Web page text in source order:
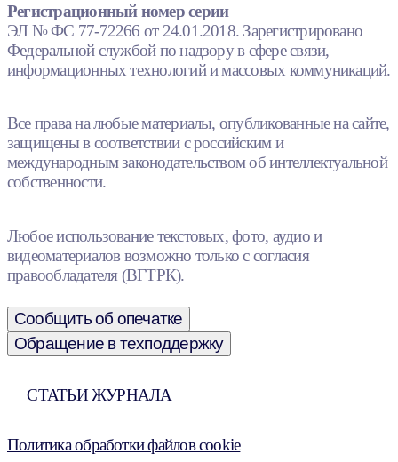
Регистрационный номер серии
ЭЛ № ФС 77-72266 от 24.01.2018. Зарегистрировано
Федеральной службой по надзору в сфере связи,
информационных технологий и массовых коммуникаций.
Все права на любые материалы, опубликованные на сайте,
защищены в соответствии с российским и
международным законодательством об интеллектуальной
собственности.
Любое использование текстовых, фото, аудио и
видеоматериалов возможно только с согласия
правообладателя (ВГТРК).
Сообщить об опечатке
Обращение в техподдержку
СТАТЬИ ЖУРНАЛА
Политика обработки файлов cookie